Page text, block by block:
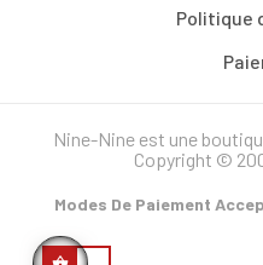
Politique
Nine-Nine est une
Copyright ©
Modes De Paiement